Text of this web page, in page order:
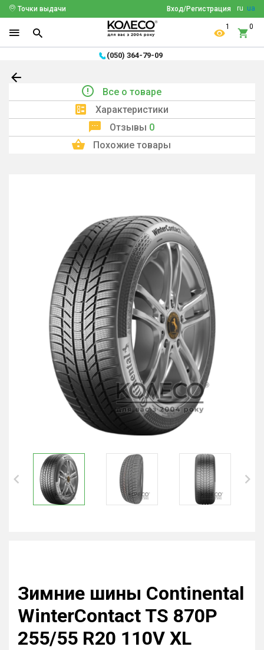
ru ua
Вход/Регистрация
Точки выдачи
1 0
(050) 364-79-09
Все о товаре
Характеристики
Отзывы 0
Похожие товары
Зимние шины Continental
WinterContact TS 870P
255/55 R20 110V XL